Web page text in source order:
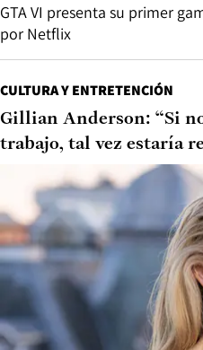
GTA VI presenta su primer
por Netflix
CULTURA Y ENTRETENCIÓN
Gillian Anderson: “Si
trabajo, tal vez estaría